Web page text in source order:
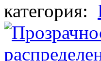
категория: